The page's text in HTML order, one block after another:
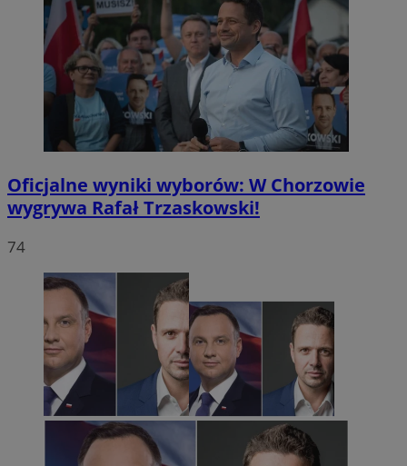
Oficjalne wyniki wyborów: W Chorzowie
wygrywa Rafał Trzaskowski!
74